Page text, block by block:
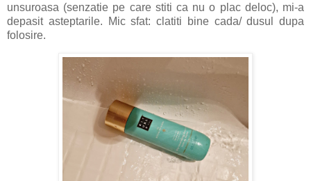
unsuroasa (senzatie pe care stiti ca nu o plac deloc), mi-a
depasit asteptarile. Mic sfat: clatiti bine cada/ dusul dupa
folosire.